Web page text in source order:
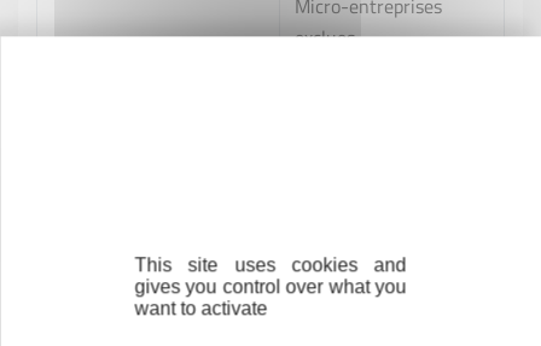
Micro-entreprises
exclues
Nos outils de financement
This site uses cookies and
gives you control over what you
want to activate